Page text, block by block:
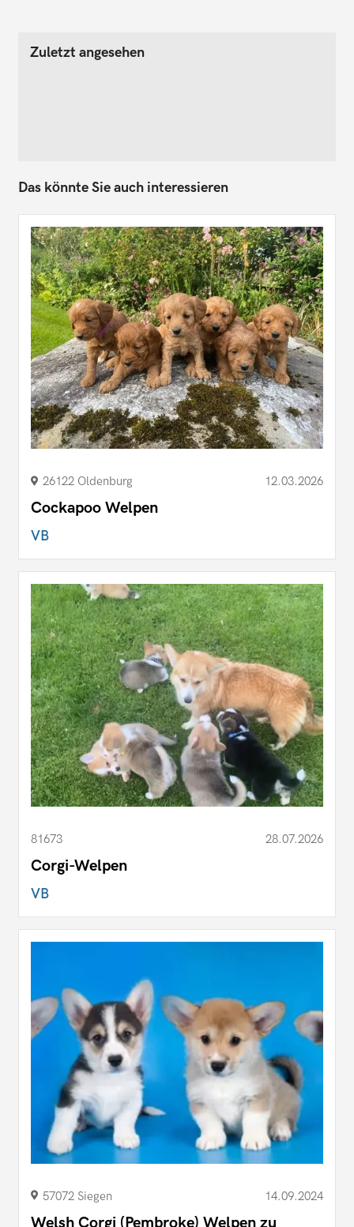
Zuletzt angesehen
Das könnte Sie auch interessieren
26122 Oldenburg 12.03.2026
Cockapoo Welpen
VB
81673 28.07.2026
Corgi-Welpen
VB
57072 Siegen 14.09.2024
Welsh Corgi (Pembroke) Welpen zu